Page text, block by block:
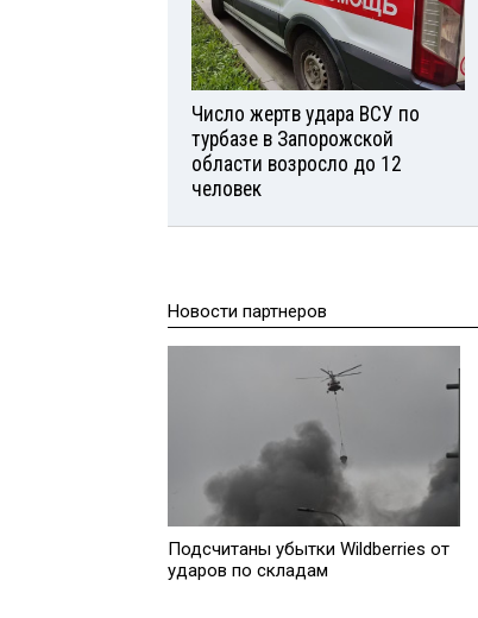
Число жертв удара ВСУ по
турбазе в Запорожской
области возросло до 12
человек
Новости партнеров
Подсчитаны убытки Wildberries от
ударов по складам